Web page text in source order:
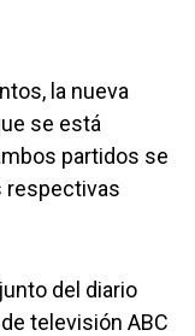
la nueva
se está
partidos se
respectivas
del diario
televisión ABC